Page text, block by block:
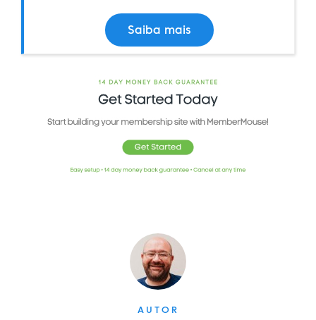
Saiba mais
AUTOR